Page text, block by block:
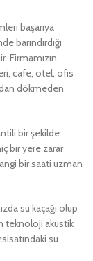
başarıya
barındırdığı
Firmamızın
cafe, otel, ofis
dökmeden
bir şekilde
bir yere zarar
bir saati uzman
su kaçağı olup
teknoloji akustik
su